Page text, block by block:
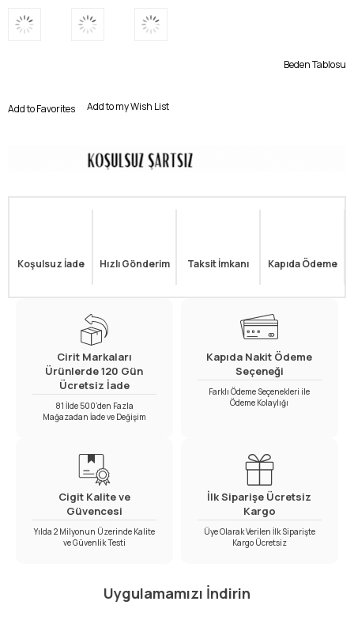
Beden Tablosu
Add to Favorites Add to my Wish List
Koşulsuz İade Hızlı Gönderim Taksit İmkanı Kapıda Ödeme
Cirit Markaları
Ürünlerde 120 Gün
Ücretsiz İade
81 İlde 500’den Fazla
Mağazadan İade ve Değişim
Kapıda Nakit Ödeme
Seçeneği
Farklı Ödeme Seçenekleri ile
Ödeme Kolaylığı
Cigit Kalite ve
Güvencesi
Yılda 2 Milyonun Üzerinde Kalite
ve Güvenlik Testi
İlk Siparişe Ücretsiz
Kargo
Üye Olarak Verilen İlk Siparişte
Kargo Ücretsiz
Uygulamamızı İndirin